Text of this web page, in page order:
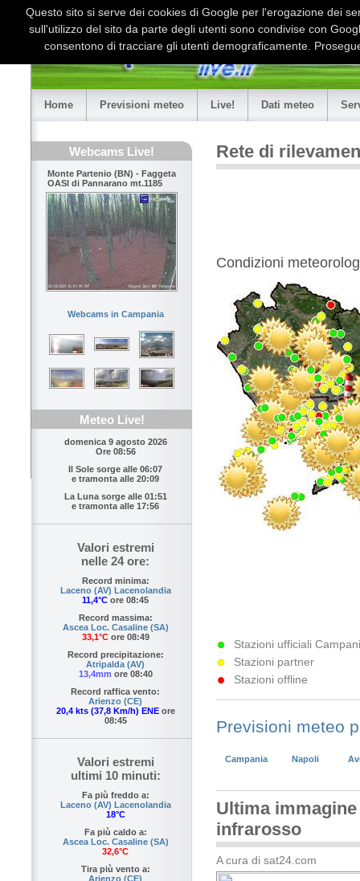
Home Previsioni meteo Live! Dati meteo
Webcams Live!
Monte Partenio (BN) - Faggeta
OASI di Pannarano mt.1185
Webcams in Campania
Meteo Live!
domenica 9 agosto 2026
Ore 08:56
Il Sole sorge alle 06:07
e tramonta alle 20:09
La Luna sorge alle 01:51
e tramonta alle 17:56
Valori estremi
nelle 24 ore:
Record minima:
Laceno (AV) Lacenolandia
11,4°C ore 08:45
Record massima:
Ascea Loc. Casaline (SA)
33,1°Core 08:49
Record precipitazione:
Atripalda (AV)
13,4mm ore 08:40
Record raffica vento:
Arienzo (CE)
20,4 kts (37,8 Km/h) ENEore
08:45
Valori estremi
ultimi 10 minuti:
Fa più freddo a:
Laceno (AV) Lacenolandia
18°C
Fa più caldo a:
Ascea Loc. Casaline (SA)
32,6°C
Tira più vento a:
Arienzo (CE)
Rete di
Condizioni
Stazioni ufficiali
Stazioni partner
Stazioni offline
Previsioni meteo
Campania Napoli
Ultima
infrarosso
A cura di sat24.com
Questo sito si serve dei cookies di Google per l'erogazione dei
sull'utilizzo del sito da parte degli utenti sono condivise con
consentono di tracciare gli utenti demograficamente.